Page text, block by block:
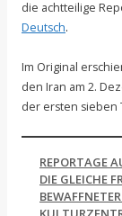
die achtteilige
Deutsch.
Im Original
den Iran am 2.
der ersten sieben
REPORTAGE
DIE GLEICHE